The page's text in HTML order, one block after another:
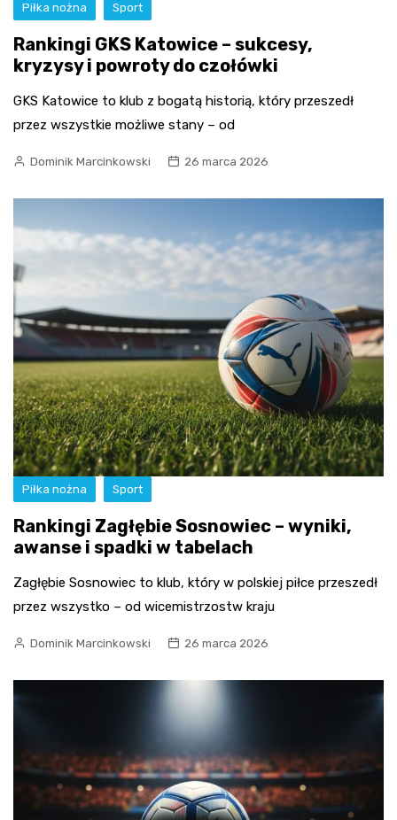
Piłka nożna Sport
Rankingi GKS Katowice – sukcesy,
kryzysy i powroty do czołówki
GKS Katowice to klub z bogatą historią, który przeszedł
przez wszystkie możliwe stany – od
Dominik Marcinkowski 26 marca 2026
Piłka nożna Sport
Rankingi Zagłębie Sosnowiec – wyniki,
awanse i spadki w tabelach
Zagłębie Sosnowiec to klub, który w polskiej piłce przeszedł
przez wszystko – od wicemistrzostw kraju
Dominik Marcinkowski 26 marca 2026